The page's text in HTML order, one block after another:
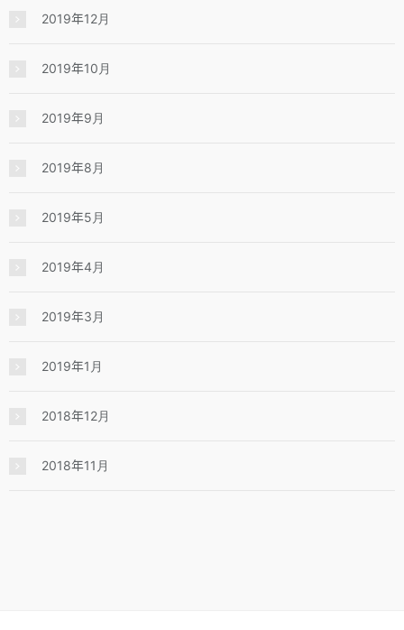
2019年12月
2019年10月
2019年9月
2019年8月
2019年5月
2019年4月
2019年3月
2019年1月
2018年12月
2018年11月